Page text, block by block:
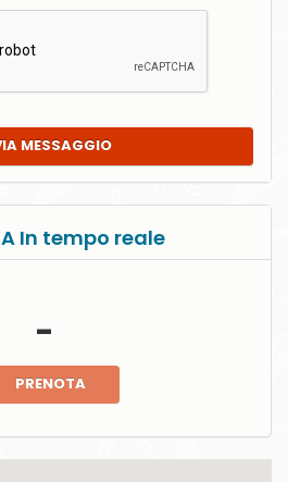
MESSAGGIO
In tempo reale
-
PRENOTA